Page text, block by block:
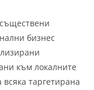
бизнес
към локалните
таргетирана